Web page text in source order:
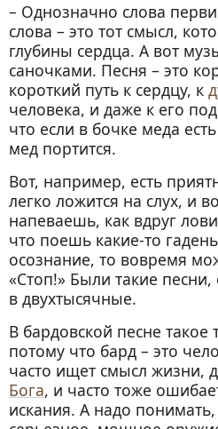
– Однозначно слова
слова – это тот смысл,
глубины сердца. А вот
саночками. Песня – это
короткий путь к сердцу, к
человека, и даже к его
что если в бочке меда
мед портится.
Вот, например, есть
легко ложится на слух, и
напеваешь, как вдруг
что поешь какие-то
осознание, то вовремя
«Стоп!» Были такие
в двухтысячные.
В бардовской песне такое
потому что бард – это
часто ищет смысл жизни,
Бога, и часто тоже
искания. А надо понимать,